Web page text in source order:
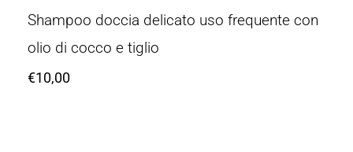
Shampoo doccia delicato uso frequente con
olio di cocco e tiglio
€10,00